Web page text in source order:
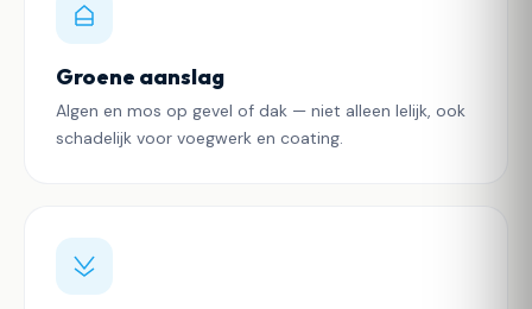
Groene aanslag
Algen en mos op gevel of dak — niet alleen lelijk, ook
schadelijk voor voegwerk en coating.